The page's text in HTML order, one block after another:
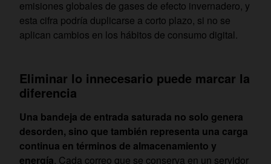
emisiones globales de gases de efecto invernadero, y
esta cifra podría duplicarse a corto plazo, si no se
aplican cambios en los hábitos de consumo digital.
Eliminar lo innecesario puede marcar la
diferencia
Una bandeja de entrada saturada no solo genera
desorden, sino que también representa una carga
continua en términos de almacenamiento y
energía. Cada correo que se conserva en un servidor